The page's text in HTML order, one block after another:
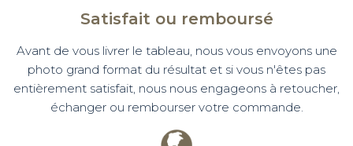
Satisfait ou remboursé
Avant de vous livrer le tableau, nous vous envoyons une
photo grand format du résultat et si vous n'êtes pas
entièrement satisfait, nous nous engageons à retoucher,
échanger ou rembourser votre commande.